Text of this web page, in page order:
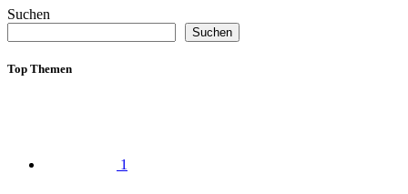
Suchen
Suchen
Top Themen
1